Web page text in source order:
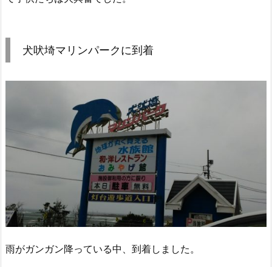
犬吠埼マリンパークに到着
雨がガンガン降っている中、到着しました。